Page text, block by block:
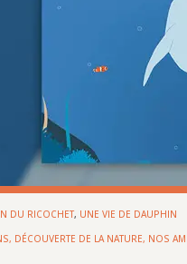
DU RICOCHET, UNE VIE DE DAUPHIN
, DÉCOUVERTE DE LA NATURE, NOS